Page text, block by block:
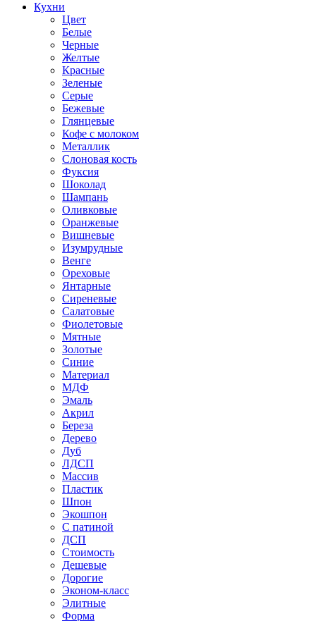
Кухни
Цвет
Белые
Черные
Желтые
Красные
Зеленые
Серые
Бежевые
Глянцевые
Кофе с молоком
Металлик
Слоновая кость
Фуксия
Шоколад
Шампань
Оливковые
Оранжевые
Вишневые
Изумрудные
Венге
Ореховые
Янтарные
Сиреневые
Салатовые
Фиолетовые
Мятные
Золотые
Синие
Материал
МДФ
Эмаль
Акрил
Береза
Дерево
Дуб
ЛДСП
Массив
Пластик
Шпон
Экошпон
С патиной
ДСП
Стоимость
Дешевые
Дорогие
Эконом-класс
Элитные
Форма